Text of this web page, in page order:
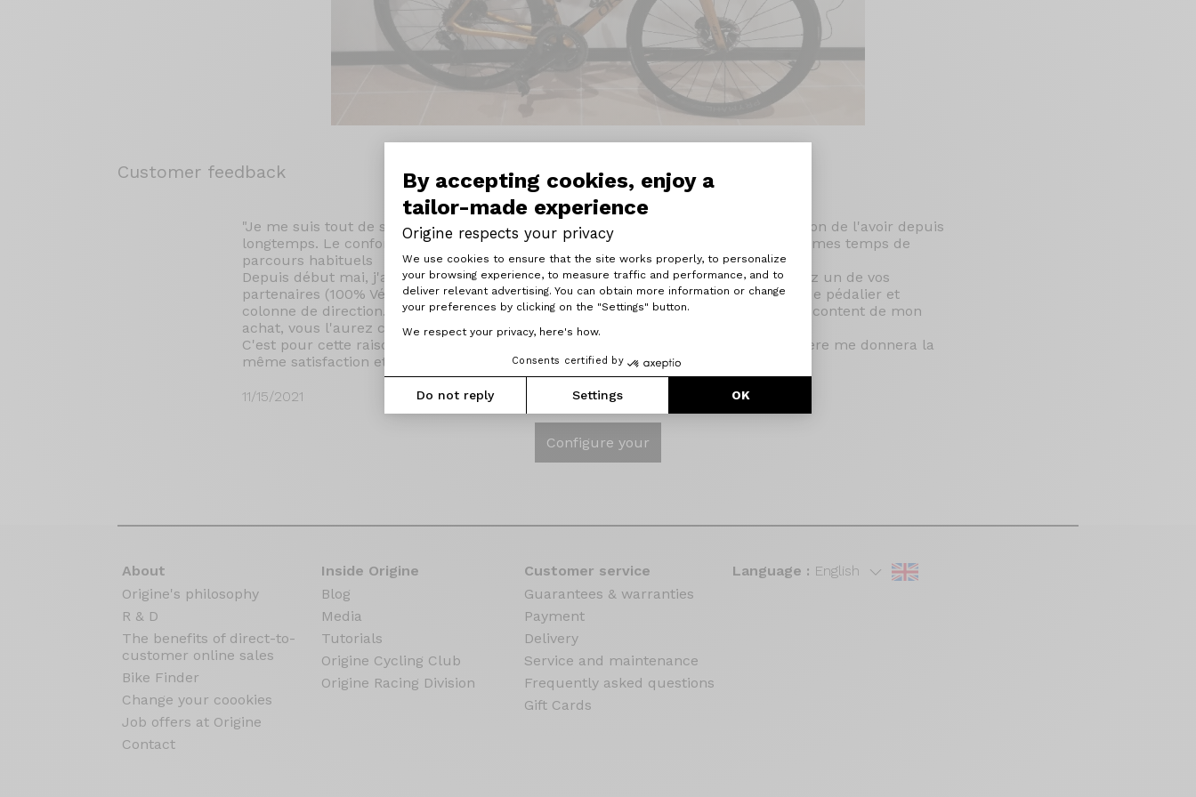
By accepting cookies, enjoy a
tailor-made experience
Origine respects your privacy
Consent Management Platform: Personalize Your Options
We use cookies to ensure that the site works properly, to personalize
your browsing experience, to measure traffic and performance, and to
deliver relevant advertising. You can obtain more information or change
your preferences by clicking on the "Settings" button.
We respect your privacy, here's how.
Consents certified by
Do not reply Settings OK
Axeptio consent
Customer feedback
"Je me suis tout de suite senti bien sur ce vélo. Au bout de 10km, j'avais l’impression de l'avoir depuis
longtemps. Le confort est là et la performance aussi car j'améliore régulièrement mes temps de
parcours habituels
Depuis début mai, j'ai parcouru plus de 8000km. Je l’ai fait révisé récemment chez un de vos
partenaires (100% Vélo à Chabeuil) que je conseille par ailleurs. Graissage boîtier de pédalier et
colonne de direction. Contrôle des jantes qui n'ont absolument pas bougé. Je suis content de mon
achat, vous l'aurez compris.
C'est pour cette raison que j'ai commandé récemment un VTT Origine qui je l'espère me donnera la
même satisfaction et le même plaisir que mon vélo de route Origine."
11/15/2021
Configure your
About
Origine's philosophy
R & D
The benefits of direct-to-
customer online sales
Bike Finder
Change your coookies
Job offers at Origine
Contact
Inside Origine
Blog
Media
Tutorials
Origine Cycling Club
Origine Racing Division
Customer service
Guarantees & warranties
Payment
Delivery
Service and maintenance
Frequently asked questions
Gift Cards
Language : English